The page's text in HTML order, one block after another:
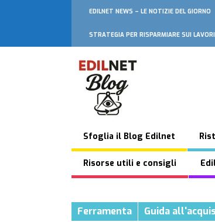
EDILNET NEWS – LE NOTIZIE DEL GIORNO
STRATEGIA PER RISPARMIARE SUI LAVORI
Sfoglia il Blog Edilnet
Risorse utili e consigli
Ferramenta Guida